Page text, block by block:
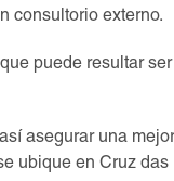
consultorio externo.
puede resultar ser
asegurar una mejor
ubique en Cruz das